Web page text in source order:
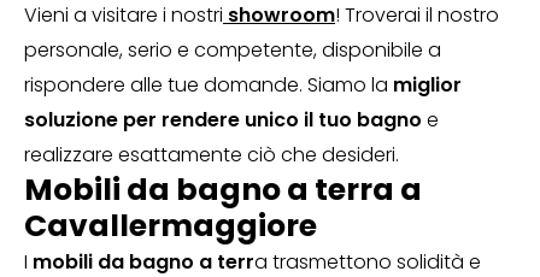
Vieni a visitare i nostri showroom! Troverai il nostro
personale, serio e competente, disponibile a
rispondere alle tue domande. Siamo la miglior
soluzione per rendere unico il tuo bagno e
realizzare esattamente ciò che desideri.
Mobili da bagno a terra a
Cavallermaggiore
I mobili da bagno a terra trasmettono solidità e